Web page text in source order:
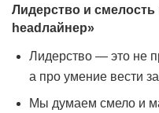
Лидерство и
headлайнер»
Лидерство — это не
а про умение вести
Мы думаем смело и